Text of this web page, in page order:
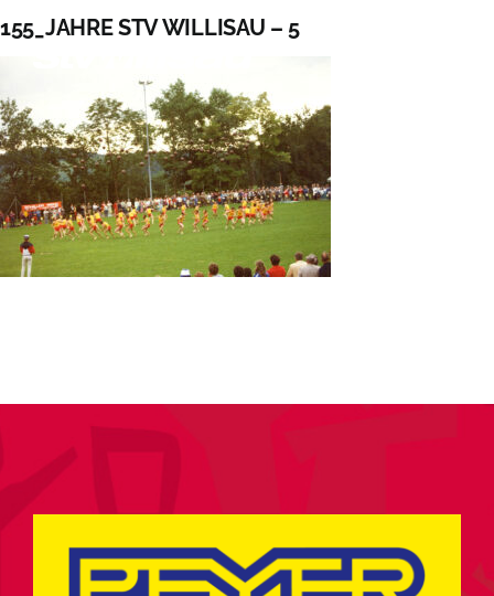
Inhalt
155_JAHRE STV WILLISAU – 5